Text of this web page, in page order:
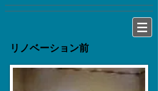
リノベーション前